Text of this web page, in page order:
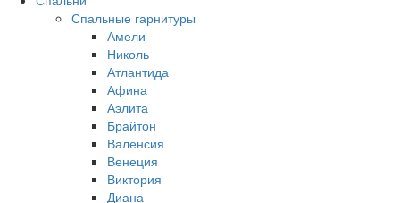
Спальные гарнитуры
Амели
Николь
Атлантида
Афина
Аэлита
Брайтон
Валенсия
Венеция
Виктория
Диана